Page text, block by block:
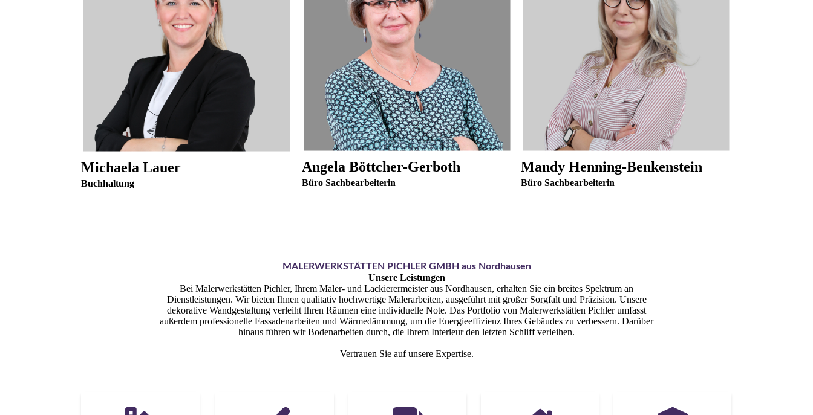
Michaela Lauer
Buchhaltung
Angela Böttcher-Gerboth
Büro Sachbearbeiterin
Mandy Henning-Benkenstein
Büro Sachbearbeiterin
MALERWERKSTÄTTEN PICHLER GMBH aus Nordhausen
Unsere Leistungen
Bei Malerwerkstätten Pichler, Ihrem Maler- und Lackierermeister aus Nordhausen, erhalten Sie ein breites Spektrum an
Dienstleistungen. Wir bieten Ihnen qualitativ hochwertige Malerarbeiten, ausgeführt mit großer Sorgfalt und Präzision. Unsere
dekorative Wandgestaltung verleiht Ihren Räumen eine individuelle Note. Das Portfolio von Malerwerkstätten Pichler umfasst
außerdem professionelle Fassadenarbeiten und Wärmedämmung, um die Energieeffizienz Ihres Gebäudes zu verbessern. Darüber
hinaus führen wir Bodenarbeiten durch, die Ihrem Interieur den letzten Schliff verleihen.
Vertrauen Sie auf unsere Expertise.